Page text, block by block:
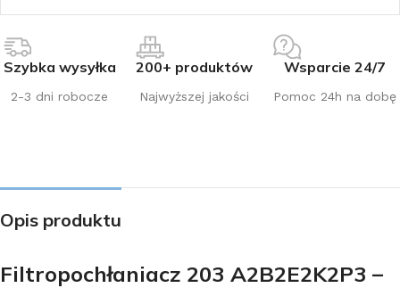
Szybka wysyłka
2-3 dni robocze
200+ produktów
Najwyższej jakości
Wsparcie 24/7
Pomoc 24h na dobę
Opis produktu
Filtropochłaniacz 203 A2B2E2K2P3 –